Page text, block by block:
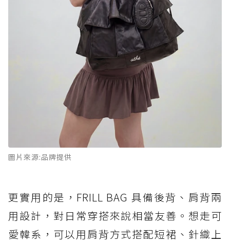
圖片來源:品牌提供
更實用的是，FRILL BAG 具備後背、肩背兩
用設計，對日常穿搭來說相當友善。想走可
愛韓系，可以用肩背方式搭配短裙、針織上